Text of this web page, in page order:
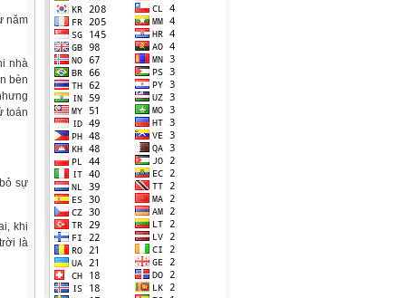
năm
nhà
bèn
toán
sự
khi
là